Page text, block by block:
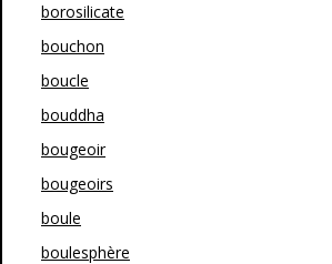
borosilicate
bouchon
boucle
bouddha
bougeoir
bougeoirs
boule
boulesphère